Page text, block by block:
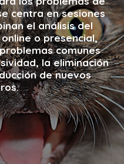
centra en sesiones
el análisis del
o presencial,
comunes
la eliminación
de nuevos